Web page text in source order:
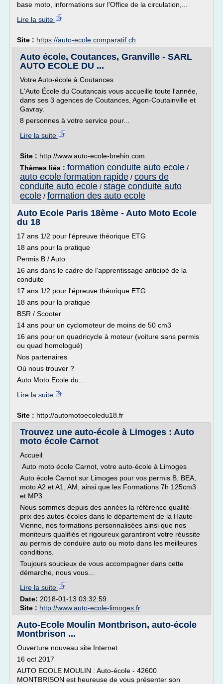
base moto, informations sur l'Office de la circulation,...
Lire la suite
Site : https://auto-ecole.comparatif.ch
Auto école, Coutances, Granville - SARL
AUTO ECOLE DU ...
Votre Auto-école à Coutances
L'Auto École du Coutancais vous accueille toute l'année,
dans ses 3 agences de Coutances, Agon-Coutainville et
Gavray.
8 personnes à votre service pour...
Lire la suite
Site : http://www.auto-ecole-brehin.com
Thèmes liés : formation conduite auto ecole /
auto ecole formation rapide / cours de
conduite auto ecole / stage conduite auto
ecole / formation des auto ecole
Auto Ecole Paris 18ème - Auto Moto Ecole
du 18
17 ans 1/2 pour l'épreuve théorique ETG
18 ans pour la pratique
Permis B / Auto
16 ans dans le cadre de l'apprentissage anticipé de la
conduite
17 ans 1/2 pour l'épreuve théorique ETG
18 ans pour la pratique
BSR / Scooter
14 ans pour un cyclomoteur de moins de 50 cm3
16 ans pour un quadricycle à moteur (voiture sans permis
ou quad homologué)
Nos partenaires
Où nous trouver ?
Auto Moto Ecole du...
Lire la suite
Site : http://automotoecoledu18.fr
Trouvez une auto-école à Limoges : Auto
moto école Carnot
Accueil
Auto moto école Carnot, votre auto-école à Limoges
Auto école Carnot sur Limoges pour vos permis B, BEA,
moto A2 et A1, AM, ainsi que les Formations 7h 125cm3
et MP3
Nous sommes depuis des années la référence qualité-
prix des autos-écoles dans le département de la Haute-
Vienne, nos formations personnalisées ainsi que nos
moniteurs qualifiés et rigoureux garantiront votre réussite
au permis de conduire auto ou moto dans les meilleures
conditions.
Toujours soucieux de vous accompagner dans cette
démarche, nous vous...
Lire la suite
Date: 2018-01-13 03:32:59
Site : http://www.auto-ecole-limoges.fr
Auto-Ecole Moulin Montbrison, auto-école
Montbrison ...
Ouverture nouveau site Internet
16 oct 2017
AUTO ECOLE MOULIN : Auto-école - 42600
MONTBRISON est heureuse de vous présenter son